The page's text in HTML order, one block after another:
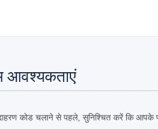
आवश्यकताएं
कोड चलाने से पहले, सुनिश्चित करें कि आपके पास